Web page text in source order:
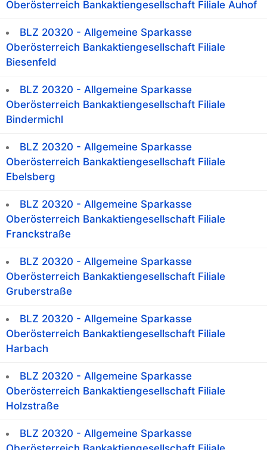
Oberösterreich Bankaktiengesellschaft Filiale Auhof
BLZ 20320 - Allgemeine Sparkasse
Oberösterreich Bankaktiengesellschaft Filiale
Biesenfeld
BLZ 20320 - Allgemeine Sparkasse
Oberösterreich Bankaktiengesellschaft Filiale
Bindermichl
BLZ 20320 - Allgemeine Sparkasse
Oberösterreich Bankaktiengesellschaft Filiale
Ebelsberg
BLZ 20320 - Allgemeine Sparkasse
Oberösterreich Bankaktiengesellschaft Filiale
Franckstraße
BLZ 20320 - Allgemeine Sparkasse
Oberösterreich Bankaktiengesellschaft Filiale
Gruberstraße
BLZ 20320 - Allgemeine Sparkasse
Oberösterreich Bankaktiengesellschaft Filiale
Harbach
BLZ 20320 - Allgemeine Sparkasse
Oberösterreich Bankaktiengesellschaft Filiale
Holzstraße
BLZ 20320 - Allgemeine Sparkasse